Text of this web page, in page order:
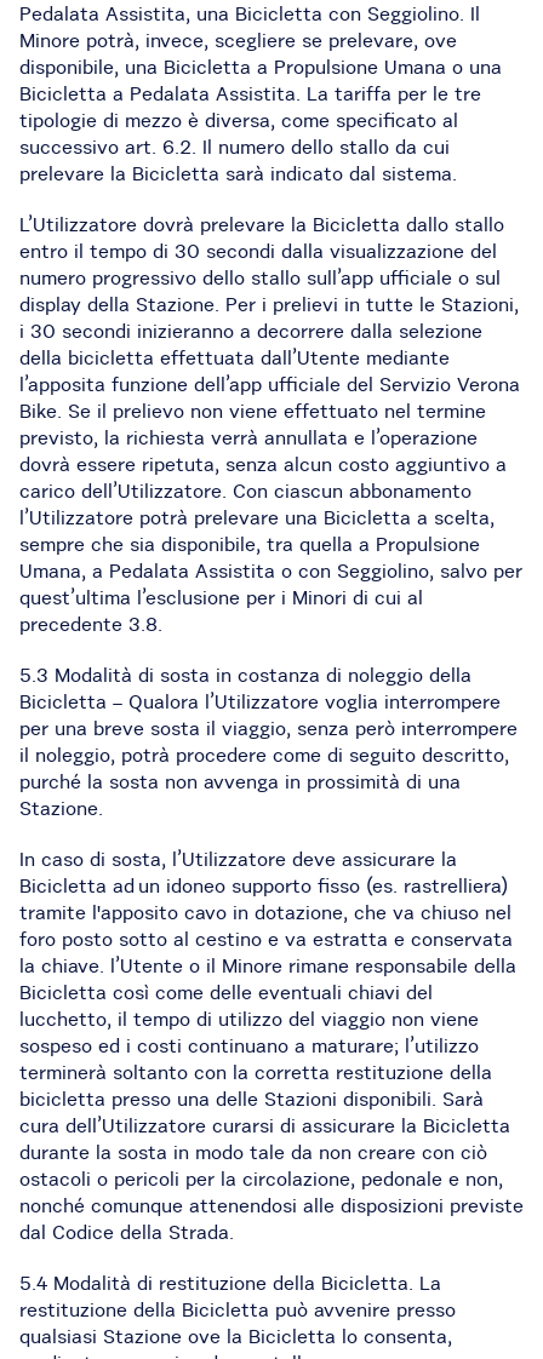
Pedalata Assistita, una Bicicletta con Seggiolino. Il
Minore potrà, invece, scegliere se prelevare, ove
disponibile, una Bicicletta a Propulsione Umana o una
Bicicletta a Pedalata Assistita. La tariffa per le tre
tipologie di mezzo è diversa, come specificato al
successivo art. 6.2. Il numero dello stallo da cui
prelevare la Bicicletta sarà indicato dal sistema.
L’Utilizzatore dovrà prelevare la Bicicletta dallo stallo
entro il tempo di 30 secondi dalla visualizzazione del
numero progressivo dello stallo sull’app ufficiale o sul
display della Stazione. Per i prelievi in tutte le Stazioni,
i 30 secondi inizieranno a decorrere dalla selezione
della bicicletta effettuata dall’Utente mediante
l’apposita funzione dell’app ufficiale del Servizio Verona
Bike. Se il prelievo non viene effettuato nel termine
previsto, la richiesta verrà annullata e l’operazione
dovrà essere ripetuta, senza alcun costo aggiuntivo a
carico dell’Utilizzatore. Con ciascun abbonamento
l’Utilizzatore potrà prelevare una Bicicletta a scelta,
sempre che sia disponibile, tra quella a Propulsione
Umana, a Pedalata Assistita o con Seggiolino, salvo per
quest’ultima l’esclusione per i Minori di cui al
precedente 3.8.
5.3 Modalità di sosta in costanza di noleggio della
Bicicletta – Qualora l’Utilizzatore voglia interrompere
per una breve sosta il viaggio, senza però interrompere
il noleggio, potrà procedere come di seguito descritto,
purché la sosta non avvenga in prossimità di una
Stazione.
In caso di sosta, l’Utilizzatore deve assicurare la
Bicicletta ad un idoneo supporto fisso (es. rastrelliera)
tramite l'apposito cavo in dotazione, che va chiuso nel
foro posto sotto al cestino e va estratta e conservata
la chiave. l’Utente o il Minore rimane responsabile della
Bicicletta così come delle eventuali chiavi del
lucchetto, il tempo di utilizzo del viaggio non viene
sospeso ed i costi continuano a maturare; l’utilizzo
terminerà soltanto con la corretta restituzione della
bicicletta presso una delle Stazioni disponibili. Sarà
cura dell’Utilizzatore curarsi di assicurare la Bicicletta
durante la sosta in modo tale da non creare con ciò
ostacoli o pericoli per la circolazione, pedonale e non,
nonché comunque attenendosi alle disposizioni previste
dal Codice della Strada.
5.4 Modalità di restituzione della Bicicletta. La
restituzione della Bicicletta può avvenire presso
qualsiasi Stazione ove la Bicicletta lo consenta,